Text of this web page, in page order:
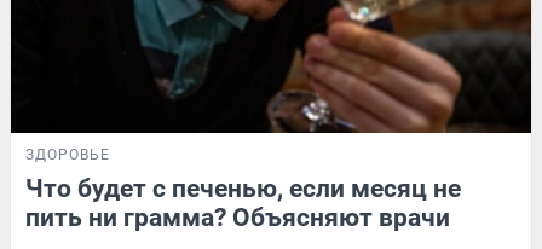
ЗДОРОВЬЕ
Что будет с печенью, если месяц не
пить ни грамма? Объясняют врачи